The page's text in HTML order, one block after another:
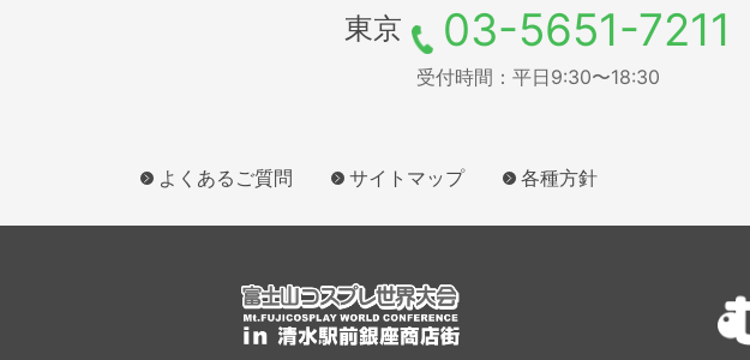
東京 03-5651-7211
受付時間：平日9:30〜18:30
よくあるご質問 サイトマップ 各種方針